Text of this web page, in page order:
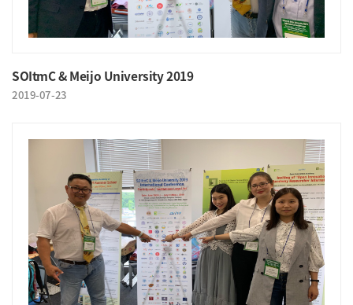
SOItmC & Meijo University 2019
2019-07-23